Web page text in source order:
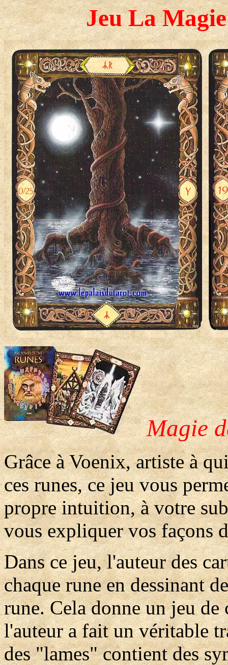
Jeu La
Magie
Grâce à Voenix, artiste à
ces runes, ce jeu vous
propre intuition, à votre
vous expliquer vos façons
Dans ce jeu, l'auteur des
chaque rune en dessinant
rune. Cela donne un jeu
l'auteur a fait un véritable
des "lames" contient des